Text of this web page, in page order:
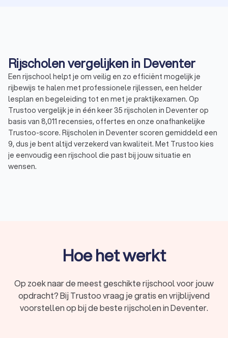
Rijscholen vergelijken in Deventer
Een rijschool helpt je om veilig en zo efficiënt mogelijk je
rijbewijs te halen met professionele rijlessen, een helder
lesplan en begeleiding tot en met je praktijkexamen. Op
Trustoo vergelijk je in één keer 35 rijscholen in Deventer op
basis van 8,011 recensies, offertes en onze onafhankelijke
Trustoo-score. Rijscholen in Deventer scoren gemiddeld een
9, dus je bent altijd verzekerd van kwaliteit. Met Trustoo kies
je eenvoudig een rijschool die past bij jouw situatie en
wensen.
past: vanspoedcursus faalangstbegeleiding
Verschillende lespakketten met rijlessen van
Vergelijk35 rijscholenin Deventer en lees8,011
reviews.
Hoe het werkt
Op zoek naar de meest geschikte rijschool voor jouw
opdracht? Bij Trustoo vraag je gratis en vrijblijvend
voorstellen op bij de beste rijscholen in Deventer.